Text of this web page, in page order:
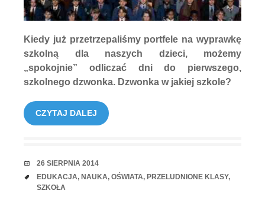
Kiedy już przetrzepaliśmy portfele na wyprawkę
szkolną dla naszych dzieci, możemy
„spokojnie” odliczać dni do pierwszego,
szkolnego dzwonka. Dzwonka w jakiej szkole?
CZYTAJ DALEJ
RANDKA
26 SIERPNIA 2014
TAGI
EDUKACJA, NAUKA, OŚWIATA, PRZELUDNIONE KLASY,
SZKOŁA